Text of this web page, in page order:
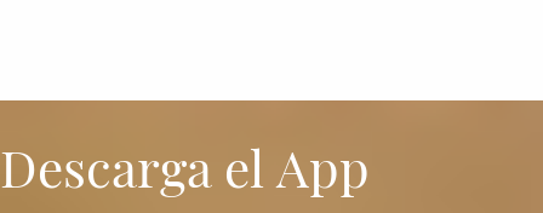
Descarga el App